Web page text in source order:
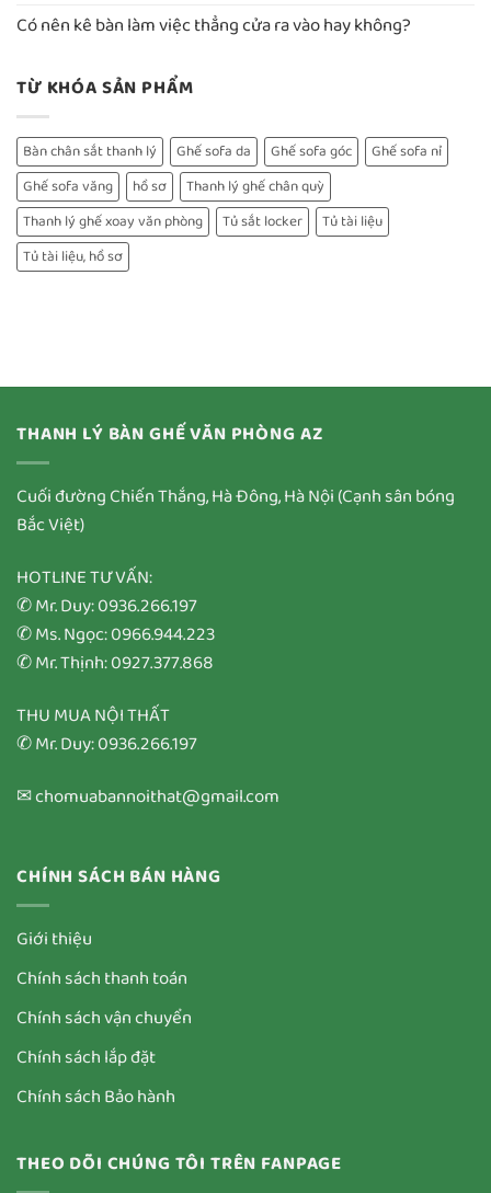
Có nên kê bàn làm việc thẳng cửa ra vào hay không?
TỪ KHÓA SẢN PHẨM
Bàn chân sắt thanh lý Ghế sofa da Ghế sofa góc
Ghế sofa nỉ
Ghế sofa văng
hồ sơ
Thanh lý ghế chân quỳ
Thanh lý ghế xoay văn phòng
Tủ sắt locker
Tủ tài liệu
Tủ tài liệu, hồ sơ
THANH LÝ BÀN GHẾ VĂN PHÒNG AZ
Cuối đường Chiến Thắng, Hà Đông, Hà Nội (Cạnh sân bóng
Bắc Việt)
HOTLINE TƯ VẤN:
✆ Mr. Duy: 0936.266.197
✆ Ms. Ngọc: 0966.944.223
✆ Mr. Thịnh: 0927.377.868
THU MUA NỘI THẤT
✆ Mr. Duy: 0936.266.197
✉ chomuabannoithat@gmail.com
CHÍNH SÁCH BÁN HÀNG
Giới thiệu
Chính sách thanh toán
Chính sách vận chuyển
Chính sách lắp đặt
Chính sách Bảo hành
THEO DÕI CHÚNG TÔI TRÊN FANPAGE